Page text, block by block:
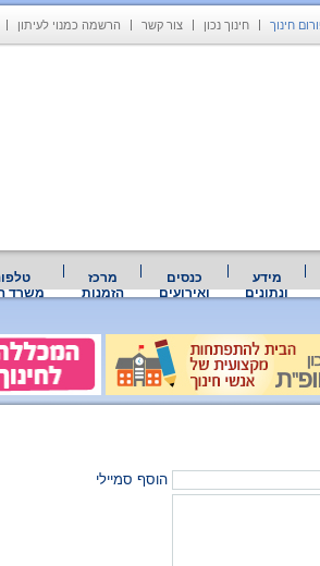
חינוך חינוך נכון צור קשר הרשמה כמנוי לעיתון
מידע
ונתונים
כנסים
ואירועים
מרכז
הזמנות
משרד
הוסף סמיילי